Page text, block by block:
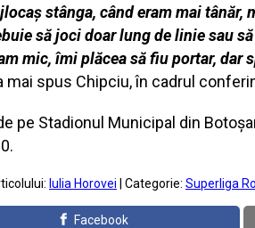
stânga, când eram mai tânăr,
să joci doar lung de linie sau
mic, îmi plăcea să fiu portar,
mai spus Chipciu, în cadrul
pe Stadionul Municipal din
Iulia Horovei | Categorie: Superliga
Facebook